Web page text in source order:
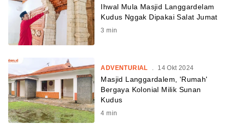
Ihwal Mula Masjid Langgardelam
Kudus Nggak Dipakai Salat Jumat
3 min
ADVENTURIAL 14 Okt 2024
Masjid Langgardalem, 'Rumah'
Bergaya Kolonial Milik Sunan
Kudus
4 min